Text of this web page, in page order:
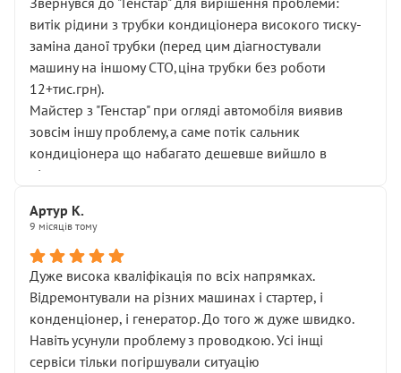
витік рідини з трубки кондиціонера високого тиску-
заміна даної трубки (перед цим діагностували
машину на іншому СТО,ціна трубки без роботи
12+тис.грн).
Майстер з "Генстар" при огляді автомобіля виявив
зовсім іншу проблему,а саме потік сальник
кондиціонера що набагато дешевше вийшло в
підсумку.
Артур К.
9 місяців тому
Дуже висока кваліфікація по всіх напрямках.
Відремонтували на різних машинах і стартер, і
конденціонер, і генератор. До того ж дуже швидко.
Навіть усунули проблему з проводкою. Усі інщі
сервіси тільки погіршували ситуацію